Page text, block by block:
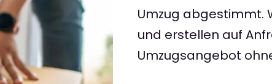
Umzug abgestimmt.
und erstellen auf
Umzugsangebot